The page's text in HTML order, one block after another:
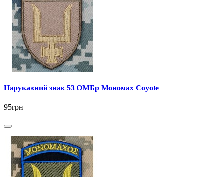
Нарукавний знак 53 ОМБр Мономах Coyote
95грн